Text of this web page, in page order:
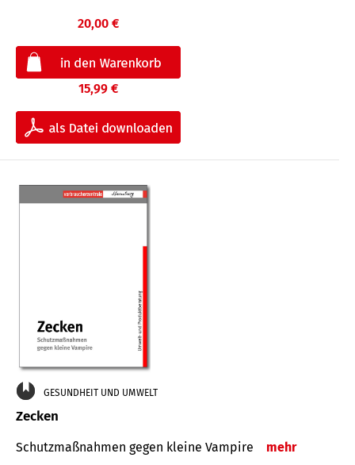
20,00 €
15,99 €
GESUNDHEIT UND UMWELT
Zecken
Schutz­maß­nahmen gegen kleine Vampire mehr